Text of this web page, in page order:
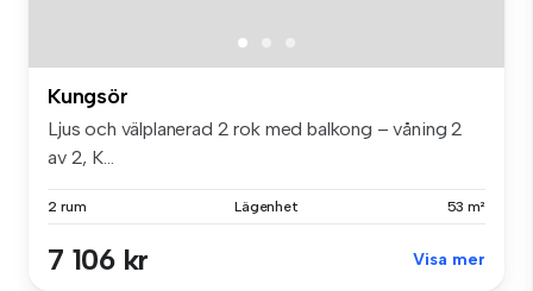
Kungsör
Ljus och välplanerad 2 rok med balkong – våning 2
av 2, K...
2 rum Lägenhet 53 m²
7 106 kr Visa mer